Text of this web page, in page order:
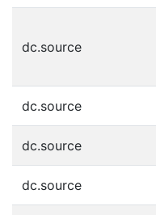
dc.source
dc.source
dc.source
dc.source